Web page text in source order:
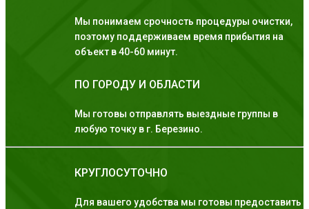
Мы понимаем срочность процедуры очистки,
поэтому поддерживаем время прибытия на
объект в 40-60 минут.
ПО ГОРОДУ И ОБЛАСТИ
Мы готовы отправлять выездные группы в
любую точку в г. Березино.
КРУГЛОСУТОЧНО
Для вашего удобства мы готовы предоставить